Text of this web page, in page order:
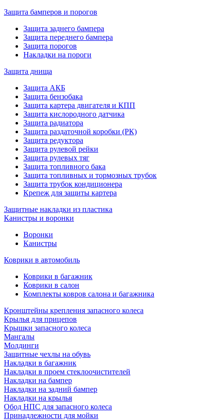
Защита бамперов и порогов
Защита заднего бампера
Защита переднего бампера
Защита порогов
Накладки на пороги
Защита днища
Защита АКБ
Защита бензобака
Защита картера двигателя и КПП
Защита кислородного датчика
Защита радиатора
Защита раздаточной коробки (РК)
Защита редуктора
Защита рулевой рейки
Защита рулевых тяг
Защита топливного бака
Защита топливных и тормозных трубок
Защита трубок кондиционера
Крепеж для защиты картера
Защитные накладки из пластика
Канистры и воронки
Воронки
Канистры
Коврики в автомобиль
Коврики в багажник
Коврики в салон
Комплекты ковров салона и багажника
Кронштейны крепления запасного колеса
Крылья для прицепов
Крышки запасного колеса
Мангалы
Молдинги
Защитные чехлы на обувь
Накладки в багажник
Накладки в проем стеклоочистителей
Накладки на бампер
Накладки на задний бампер
Накладки на крылья
Обод НПС для запасного колеса
Принадлежности для мойки